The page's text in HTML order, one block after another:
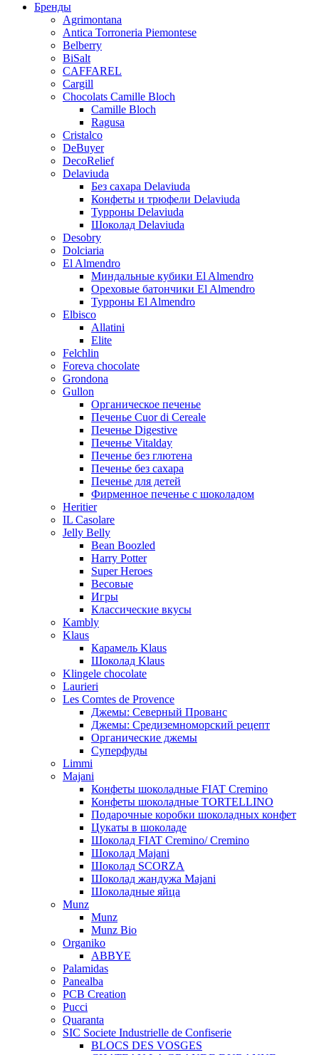
Бренды
Agrimontana
Antica Torroneria Piemontese
Belberry
BiSalt
CAFFAREL
Cargill
Chocolats Camille Bloch
Camille Bloch
Ragusa
Cristalco
DeBuyer
DecoRelief
Delaviuda
Без сахара Delaviuda
Конфеты и трюфели Delaviuda
Турроны Delaviuda
Шоколад Delaviuda
Desobry
Dolciaria
El Almendro
Миндальные кубики El Almendro
Ореховые батончики El Almendro
Турроны El Almendro
Elbisco
Allatini
Elite
Felchlin
Foreva chocolate
Grondona
Gullon
Органическое печенье
Печенье Cuor di Cereale
Печенье Digestive
Печенье Vitalday
Печенье без глютена
Печенье без сахара
Печенье для детей
Фирменное печенье с шоколадом
Heritier
IL Casolare
Jelly Belly
Bean Boozled
Harry Potter
Super Heroes
Весовые
Игры
Классические вкусы
Kambly
Klaus
Карамель Klaus
Шоколад Klaus
Klingele chocolate
Laurieri
Les Comtes de Provence
Джемы: Северный Прованс
Джемы: Средиземноморский рецепт
Органические джемы
Суперфуды
Limmi
Majani
Конфеты шоколадные FIAT Cremino
Конфеты шоколадные TORTELLINO
Подарочные коробки шоколадных конфет
Цукаты в шоколаде
Шоколад FIAT Cremino/ Cremino
Шоколад Majani
Шоколад SCORZA
Шоколад жандужа Majani
Шоколадные яйца
Munz
Munz
Munz Bio
Organiko
ABBYE
Palamidas
Panealba
PCB Creation
Pucci
Quaranta
SIC Societe Industrielle de Confiserie
BLOCS DES VOSGES